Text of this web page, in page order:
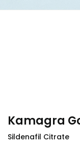
Kamagra
Sildenafil Citrate